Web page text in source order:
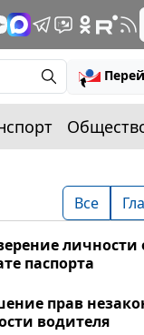
Все
личности
паспорта
прав
водителя